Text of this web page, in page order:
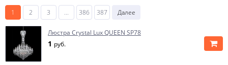
1 2 3 ... 386 387 Далее
Люстра Crystal Lux QUEEN SP78
1 руб.